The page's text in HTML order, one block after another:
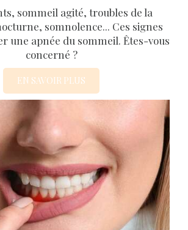
sommeil agité, troubles de la
somnolence... Ces signes
une apnée du sommeil. Êtes-vous
concerné ?
EN SAVOIR PLUS